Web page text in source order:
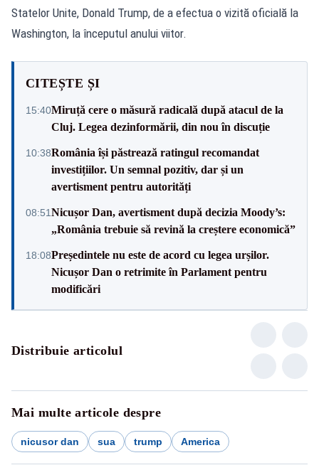
Statelor Unite, Donald Trump, de a efectua o vizită oficială la
Washington, la începutul anului viitor.
CITEȘTE ȘI
15:40Miruță cere o măsură radicală după atacul de la
Cluj. Legea dezinformării, din nou în discuție
10:38România își păstrează ratingul recomandat
investițiilor. Un semnal pozitiv, dar și un
avertisment pentru autorități
08:51Nicușor Dan, avertisment după decizia Moody’s:
„România trebuie să revină la creștere economică”
18:08Președintele nu este de acord cu legea urșilor.
Nicușor Dan o retrimite în Parlament pentru
modificări
Distribuie articolul
Mai multe articole despre
nicusor dan sua trump America